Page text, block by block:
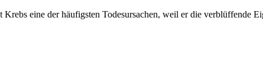
eine der häufigsten Todesursachen, weil er die verblüffende